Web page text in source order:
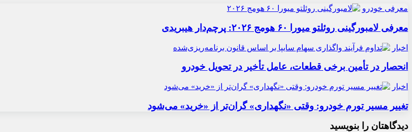
معرفی خودرو
معرفی لامبورگینی روئلتو میورا ۶۰ هومج ۲۰۲۶: پرچم‌دار هیبریدی
اخبار
انحصار در تأمین برخی قطعات، عامل تأخیر در تحویل خودرو
اخبار
تغییر مسیر تورم خودرو: وقتی «نگهداری» گران‌تر از «خرید» می‌شود
دیدگاهتان را بنویسید